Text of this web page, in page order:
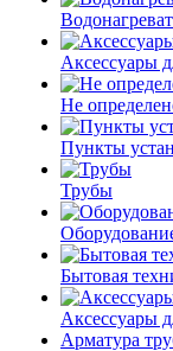
Аксессуары
Не
Пункты
Трубы
Бытовая
Аксессуары
Арматура